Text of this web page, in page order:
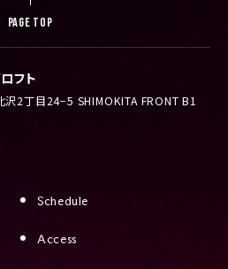
フト
2丁目24−5 SHIMOKITA FRONT B1
Schedule
Access
PAGE TOP